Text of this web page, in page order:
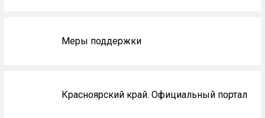
Меры поддержки
Красноярский край. Официальный портал